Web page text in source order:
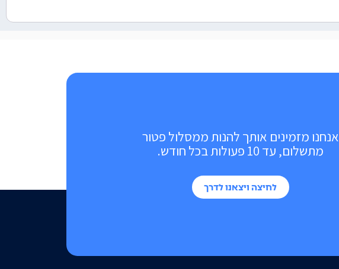
אנחנו מזמינים אותך להנות ממסלול פטור
מתשלום, עד 10 פעולות בכל חודש.
לחיצה ויצאנו לדרך